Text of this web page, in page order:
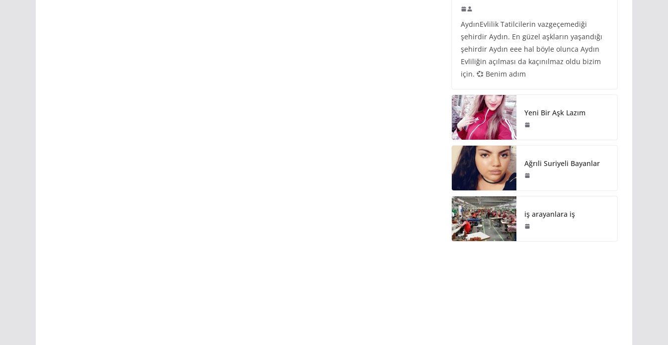
AydınEvlilik Tatilcilerin vazgeçemediği
şehirdir Aydın. En güzel aşkların yaşandığı
şehirdir Aydın eee hal böyle olunca Aydın
Evliliğin açılması da kaçınılmaz oldu bizim
için. 💞 Benim adım
Yeni Bir Aşk Lazım
Ağrıli Suriyeli Bayanlar
iş arayanlara iş